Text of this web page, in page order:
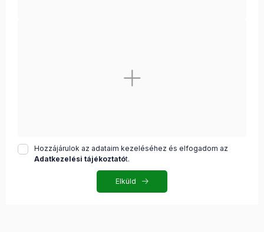
Hozzájárulok az adataim kezeléséhez és elfogadom az
Adatkezelési tájékoztatót.
Elküld